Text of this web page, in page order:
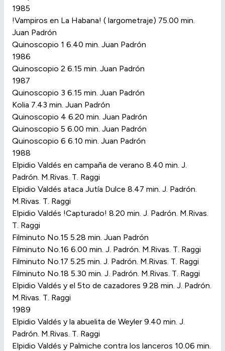
1985
!Vampiros en La Habana! ( largometraje) 75.00 min.
Juan Padrón
Quinoscopio 1 6.40 min. Juan Padrón
1986
Quinoscopio 2 6.15 min. Juan Padrón
1987
Quinoscopio 3 6.15 min. Juan Padrón
Kolia 7.43 min. Juan Padrón
Quinoscopio 4 6.20 min. Juan Padrón
Quinoscopio 5 6.00 min. Juan Padrón
Quinoscopio 6 6.10 min. Juan Padrón
1988
Elpidio Valdés en campaña de verano 8.40 min. J.
Padrón. M.Rivas. T. Raggi
Elpidio Valdés ataca Jutía Dulce 8.47 min. J. Padrón.
M.Rivas. T. Raggi
Elpidio Valdés !Capturado! 8.20 min. J. Padrón. M.Rivas.
T. Raggi
Filminuto No.15 5.28 min. Juan Padrón
Filminuto No.16 6.00 min. J. Padrón. M.Rivas. T. Raggi
Filminuto No.17 5.25 min. J. Padrón. M.Rivas. T. Raggi
Filminuto No.18 5.30 min. J. Padrón. M.Rivas. T. Raggi
Elpidio Valdés y el 5to de cazadores 9.28 min. J. Padrón.
M.Rivas. T. Raggi
1989
Elpidio Valdés y la abuelita de Weyler 9.40 min. J.
Padrón. M.Rivas. T. Raggi
Elpidio Valdés y Palmiche contra los lanceros 10.06 min.